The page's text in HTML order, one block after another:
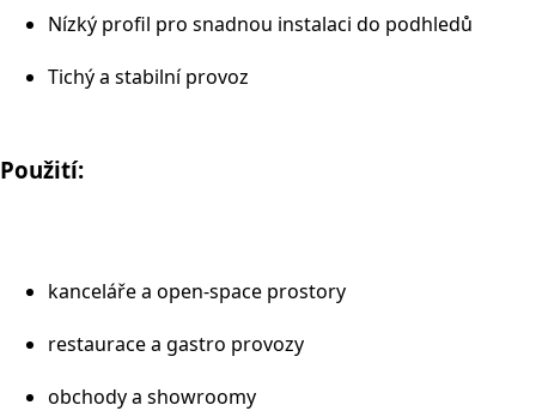
Nízký profil pro snadnou instalaci do podhledů
Tichý a stabilní provoz
Použití:
kanceláře a open-space prostory
restaurace a gastro provozy
obchody a showroomy